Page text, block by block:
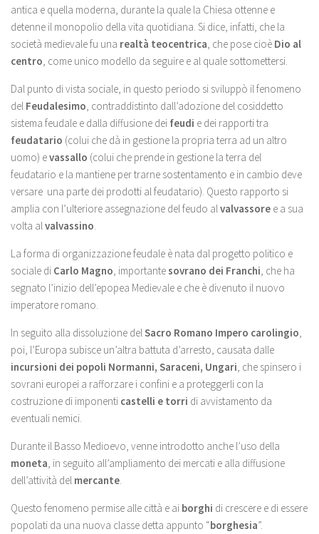
antica e quella moderna, durante la quale la Chiesa ottenne e
detenne il monopolio della vita quotidiana. Si dice, infatti, che la
società medievale fu una realtà teocentrica , che pose cioè Dio al
centro , come unico modello da seguire e al quale sottomettersi.
Dal punto di vista sociale, in questo periodo si sviluppò il fenomeno
del Feudalesimo , contraddistinto dall’adozione del cosiddetto
sistema feudale e dalla diffusione dei feudi e dei rapporti tra
feudatario (colui che dà in gestione la propria terra ad un altro
uomo) evassallo (colui che prende in gestione la terra del
feudatario e la mantiene per trarne sostentamento e in cambio deve
versare una parte dei prodotti al feudatario). Questo rapporto si
amplia con l’ulteriore assegnazione del feudo al valvassore e a sua
volta al valvassino
La forma di organizzazione feudale è nata dal progetto politico e
sociale di Carlo Magno , importantesovrano dei Franchi , che ha
segnato l’inizio dell’epopea Medievale e che è divenuto il nuovo
imperatore romano.
In seguito alla dissoluzione del Sacro Romano Impero carolingio
poi, l’Europa subisce un’altra battuta d’arresto, causata dalle
incursioni dei popoli Normanni, Saraceni, Ungari , che spinsero i
sovrani europei a rafforzare i confini e a proteggerli con la
costruzione di imponenti castelli e torri di avvistamento da
eventuali nemici.
Durante il Basso Medioevo, venne introdotto anche l’uso della
moneta , in seguito all’ampliamento dei mercati e alla diffusione
dell’attività del mercante
Questo fenomeno permise alle città e ai borghi di crescere e di essere
popolati da una nuova classe detta appunto “borghesia”.